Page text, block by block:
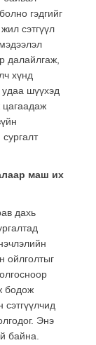
гэдгийг
сэтгүүл
далайлгаж,
хүнд
шүүхэд
цагаадаж
маш их
дахь
ойлголтыг
бодож
Энэ
байна.